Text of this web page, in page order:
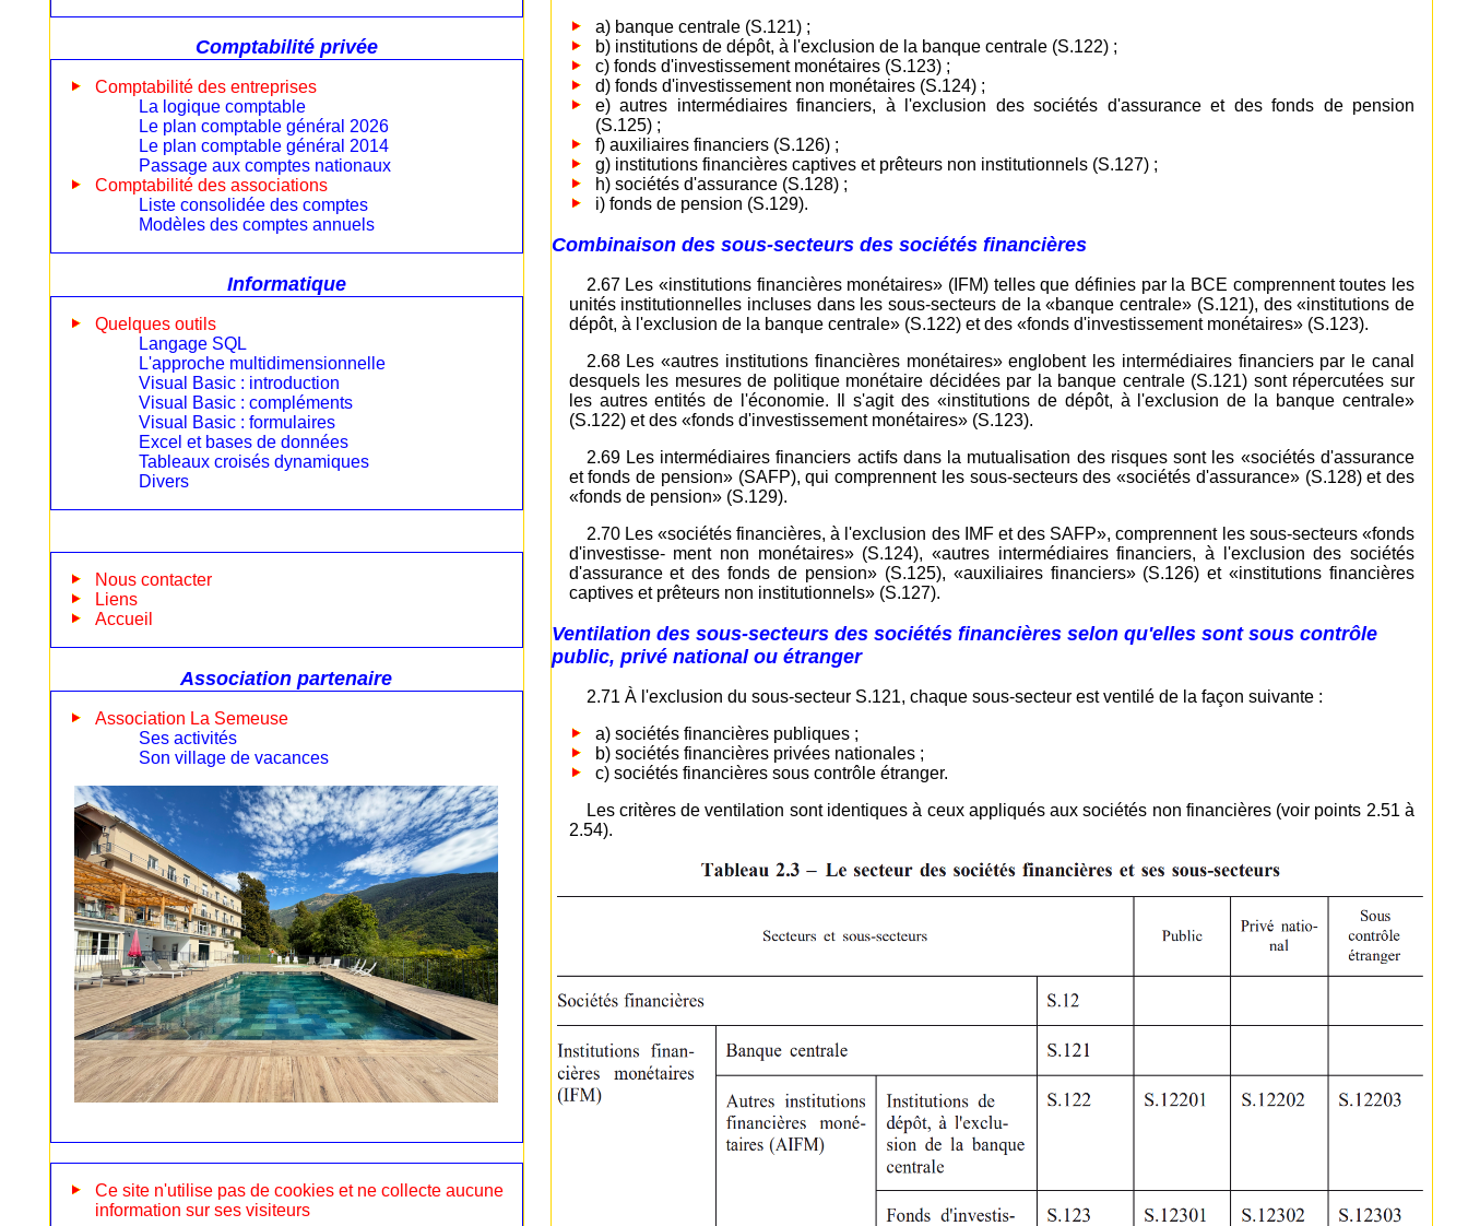
a) banque centrale (S.121) ;
b) institutions de dépôt, à l'exclusion de la banque centrale (S.122) ;
c) fonds d'investissement monétaires (S.123) ;
d) fonds d'investissement non monétaires (S.124) ;
e) autres intermédiaires financiers, à l'exclusion des sociétés d'assurance et des fonds de pension
(S.125) ;
f) auxiliaires financiers (S.126) ;
g) institutions financières captives et prêteurs non institutionnels (S.127) ;
h) sociétés d'assurance (S.128) ;
i) fonds de pension (S.129).
Combinaison des sous-secteurs des sociétés financières
2.67 Les «institutions financières monétaires» (IFM) telles que définies par la BCE comprennent toutes les
unités institutionnelles incluses dans les sous-secteurs de la «banque centrale» (S.121), des «institutions de
dépôt, à l'exclusion de la banque centrale» (S.122) et des «fonds d'investissement monétaires» (S.123).
2.68 Les «autres institutions financières monétaires» englobent les intermédiaires financiers par le canal
desquels les mesures de politique monétaire décidées par la banque centrale (S.121) sont répercutées sur
les autres entités de l'économie. Il s'agit des «institutions de dépôt, à l'exclusion de la banque centrale»
(S.122) et des «fonds d'investissement monétaires» (S.123).
2.69 Les intermédiaires financiers actifs dans la mutualisation des risques sont les «sociétés d'assurance
et fonds de pension» (SAFP), qui comprennent les sous-secteurs des «sociétés d'assurance» (S.128) et des
«fonds de pension» (S.129).
2.70 Les «sociétés financières, à l'exclusion des IMF et des SAFP», comprennent les sous-secteurs «fonds
d'investisse- ment non monétaires» (S.124), «autres intermédiaires financiers, à l'exclusion des sociétés
d'assurance et des fonds de pension» (S.125), «auxiliaires financiers» (S.126) et «institutions financières
captives et prêteurs non institutionnels» (S.127).
Ventilation des sous-secteurs des sociétés financières selon qu'elles sont sous contrôle
public, privé national ou étranger
2.71 À l'exclusion du sous-secteur S.121, chaque sous-secteur est ventilé de la façon suivante :
a) sociétés financières publiques ;
b) sociétés financières privées nationales ;
c) sociétés financières sous contrôle étranger.
Les critères de ventilation sont identiques à ceux appliqués aux sociétés non financières (voir points 2.51 à
2.54).
Comptabilité privée
Comptabilité des entreprises
La logique comptable
Le plan comptable général 2026
Le plan comptable général 2014
Passage aux comptes nationaux
Comptabilité des associations
Liste consolidée des comptes
Modèles des comptes annuels
Informatique
Quelques outils
Langage SQL
L'approche multidimensionnelle
Visual Basic : introduction
Visual Basic : compléments
Visual Basic : formulaires
Excel et bases de données
Tableaux croisés dynamiques
Divers
Nous contacter
Liens
Accueil
Association partenaire
Association La Semeuse
Ses activités
Son village de vacances
Ce site n'utilise pas de cookies et ne collecte aucune
information sur ses visiteurs